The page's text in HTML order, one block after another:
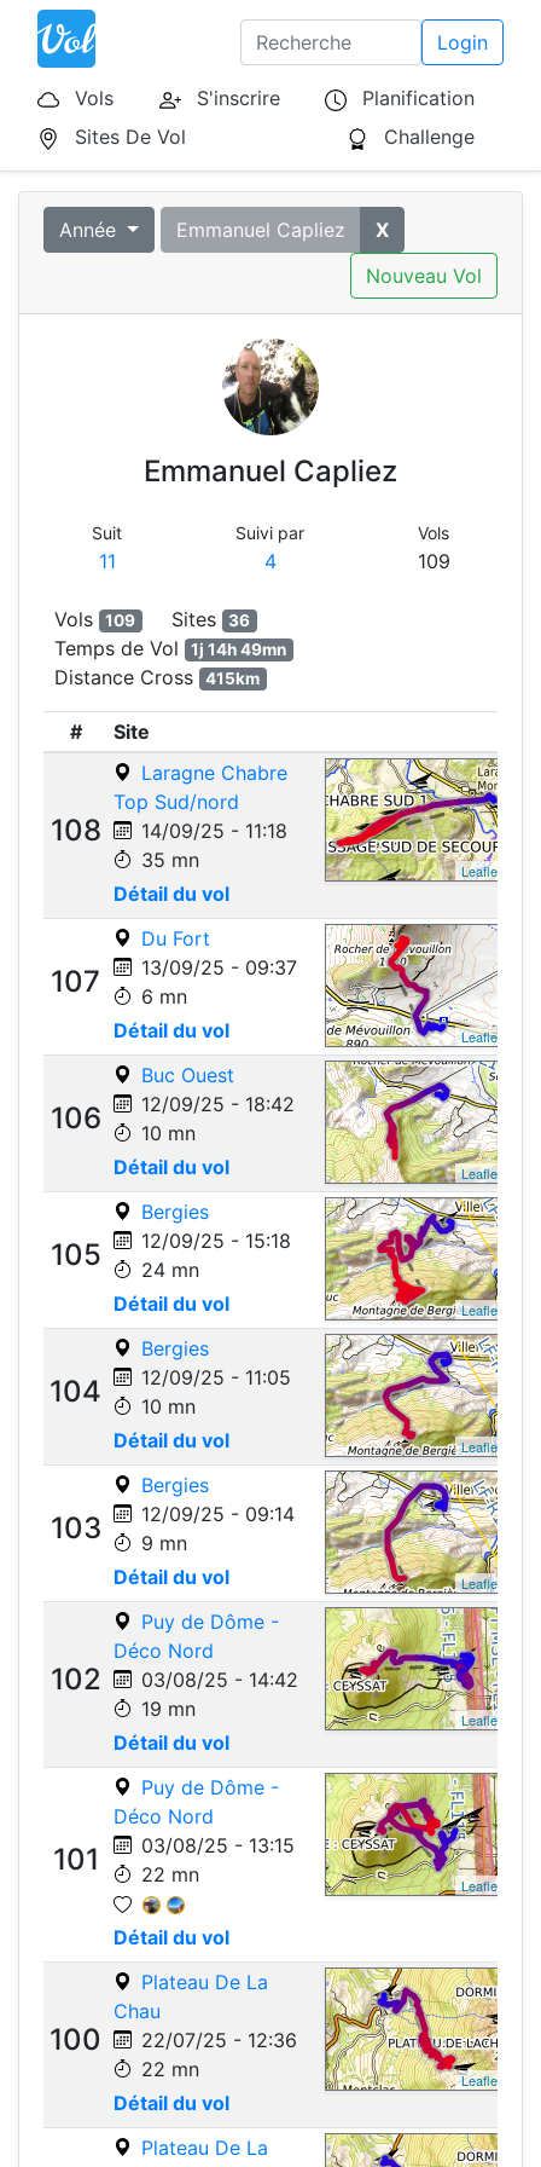
Login
Vols S'inscrire
Planification
Sites De Vol
Challenge
Année Emmanuel Capliez
X
Nouveau Vol
Emmanuel Capliez
Suit
11
Suivi par
4
Vols
109
Vols 109 Sites 36
Temps de Vol 1j 14h 49mn
Distance Cross 415km
# Site
108
Laragne Chabre
Top Sud/nord
14/09/25 - 11:18
35 mn
Détail du vol
Leaflet
107
Du Fort
13/09/25 - 09:37
6 mn
Détail du vol
Leaflet
106
Buc Ouest
12/09/25 - 18:42
10 mn
Détail du vol
Leaflet
105
Bergies
12/09/25 - 15:18
24 mn
Détail du vol
Leaflet
104
Bergies
12/09/25 - 11:05
10 mn
Détail du vol
Leaflet
103
Bergies
12/09/25 - 09:14
9 mn
Détail du vol
Leaflet
102
Puy de Dôme -
Déco Nord
03/08/25 - 14:42
19 mn
Détail du vol
Leaflet
101
Puy de Dôme -
Déco Nord
03/08/25 - 13:15
22 mn
Détail du vol
Leaflet
100
Plateau De La
Chau
22/07/25 - 12:36
22 mn
Détail du vol
Leaflet
Plateau De La